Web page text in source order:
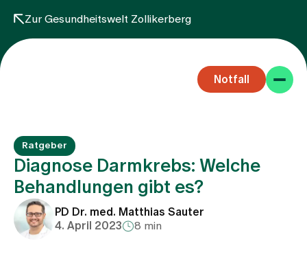
Zur Gesundheitswelt Zollikerberg
Notfall
Fachbereiche
Ratgeber
Diagnose Darmkrebs: Welche
Behandlungen gibt es?
PD Dr. med. Matthias Sauter
4. April 2023
8 min